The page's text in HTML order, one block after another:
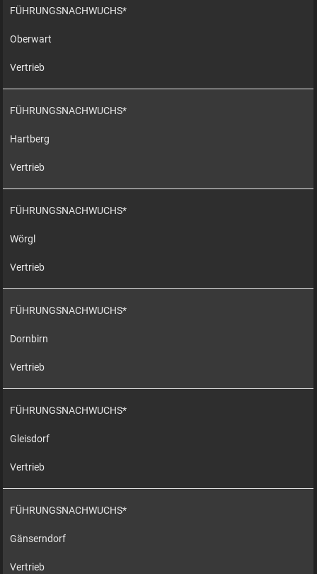
FÜHRUNGSNACHWUCHS*
Oberwart
Vertrieb
FÜHRUNGSNACHWUCHS*
Hartberg
Vertrieb
FÜHRUNGSNACHWUCHS*
Wörgl
Vertrieb
FÜHRUNGSNACHWUCHS*
Dornbirn
Vertrieb
FÜHRUNGSNACHWUCHS*
Gleisdorf
Vertrieb
FÜHRUNGSNACHWUCHS*
Gänserndorf
Vertrieb